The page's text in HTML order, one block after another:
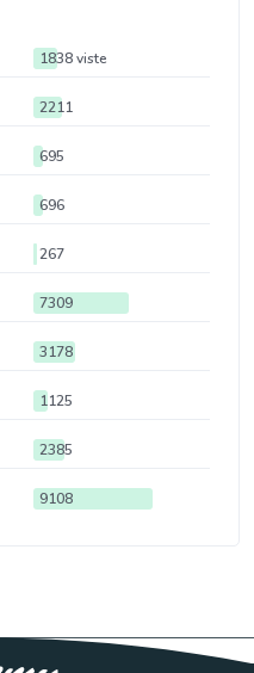
1838 viste
2211
695
696
267
7309
3178
1125
2385
9108